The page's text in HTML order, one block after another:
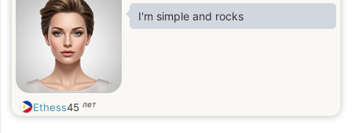
I'm simple and rocks
Ethess45 лет